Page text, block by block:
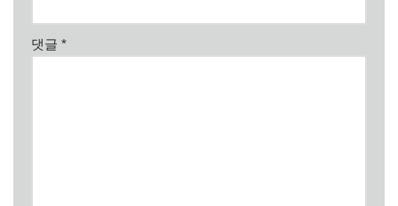
댓글 *